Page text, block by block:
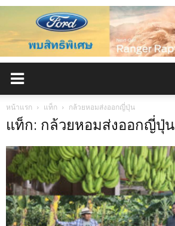
หน้าแรก แท็ก กล้วยหอมส่งออกญี่ปุ่น
แท็ก: กล้วยหอมส่งออกญี่ปุ่น